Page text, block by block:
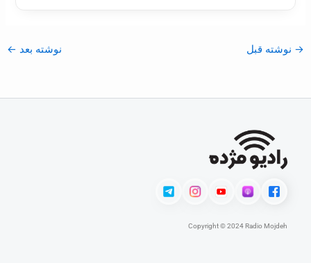
→ نوشته قبل نوشته بعد ←
Copyright © 2024 Radio Mojdeh